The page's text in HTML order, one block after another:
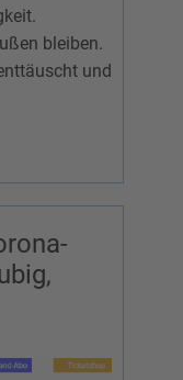
bleiben.
und